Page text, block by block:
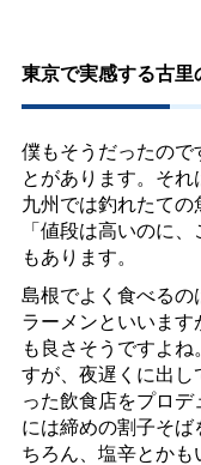
東京で実感する古里
僕もそうだったの
とがあります。そ
九州では釣れたて
「値段は高いのに
もあります。
島根でよく食べるの
ラーメンといいま
も良さそうですよ
すが、夜遅くに出
った飲食店をプロ
には締めの割子そ
ちろん、塩辛とかも